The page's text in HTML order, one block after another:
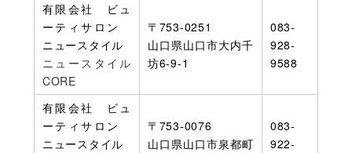
有限会社 ビュ
ーティサロン
ニュースタイル
ニュースタイル
CORE
〒753-0251
山口県山口市大内千
坊6-9-1
083-
928-
9588
有限会社 ビュ
ーティサロン
ニュースタイル
〒753-0076
山口県山口市泉都町
083-
922-